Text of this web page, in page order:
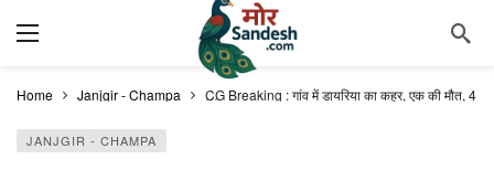
Home Janjgir - Champa CG Breaking : गांव में डायरिया का कहर, एक की मौत, 4 की
JANJGIR - CHAMPA